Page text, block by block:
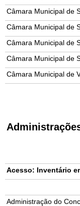
Câmara Municipal de
Câmara Municipal de
Câmara Municipal de
Câmara Municipal de
Câmara Municipal de
Acesso: Inventário
Administração do